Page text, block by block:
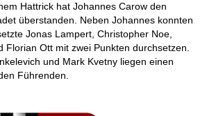
Hattrick hat Johannes Carow den
überstanden. Neben Johannes konnten
Jonas Lampert, Christopher Noe,
Florian Ott mit zwei Punkten durchsetzen.
und Mark Kvetny liegen einen
Führenden.